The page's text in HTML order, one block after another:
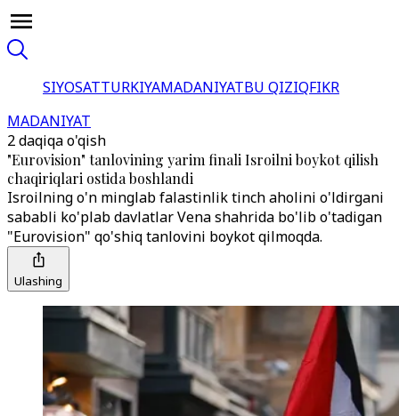
SIYOSATTURKIYAMADANIYATBU QIZIQFIKR
MADANIYAT
2 daqiqa o'qish
"Eurovision" tanlovining yarim finali Isroilni boykot qilish
chaqiriqlari ostida boshlandi
Isroilning o'n minglab falastinlik tinch aholini o'ldirgani
sababli ko'plab davlatlar Vena shahrida bo'lib o'tadigan
"Eurovision" qo'shiq tanlovini boykot qilmoqda.
Ulashing